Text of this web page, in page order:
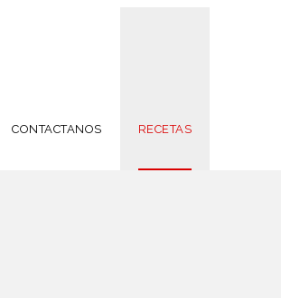
CONTACTANOS RECETAS